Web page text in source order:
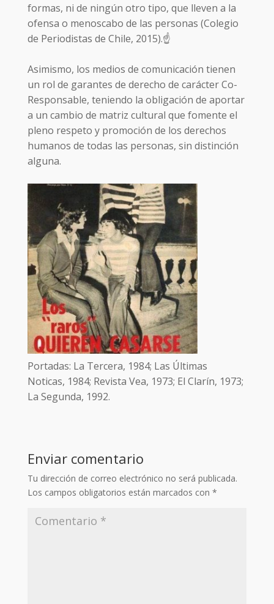
formas, ni de ningún otro tipo, que lleven a la
ofensa o menoscabo de las personas (Colegio
de Periodistas de Chile, 2015).☝️
Asimismo, los medios de comunicación tienen
un rol de garantes de derecho de carácter Co-
Responsable, teniendo la obligación de aportar
a un cambio de matriz cultural que fomente el
pleno respeto y promoción de los derechos
humanos de todas las personas, sin distinción
alguna.
Portadas: La Tercera, 1984; Las Últimas
Noticas, 1984; Revista Vea, 1973; El Clarín, 1973;
La Segunda, 1992.
Enviar comentario
Tu dirección de correo electrónico no será publicada.
Los campos obligatorios están marcados con *